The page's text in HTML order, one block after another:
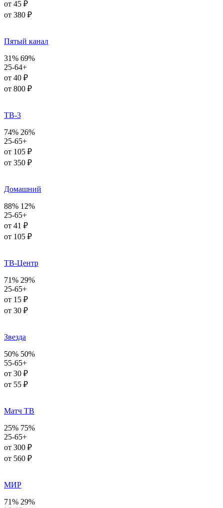
от 45 ₽
от 380 ₽
Пятый канал
31% 69%
25-64+
от 40 ₽
от 800 ₽
ТВ-3
74% 26%
25-65+
от 105 ₽
от 350 ₽
Домашний
88% 12%
25-65+
от 41 ₽
от 105 ₽
ТВ-Центр
71% 29%
25-65+
от 15 ₽
от 30 ₽
Звезда
50% 50%
55-65+
от 30 ₽
от 55 ₽
Матч ТВ
25% 75%
25-65+
от 300 ₽
от 560 ₽
МИР
71% 29%